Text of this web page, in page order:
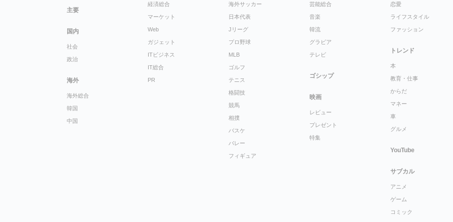
主要
国内
社会
政治
海外
海外総合
韓国
中国
経済総合
マーケット
Web
ガジェット
ITビジネス
IT総合
PR
海外サッカー
日本代表
Jリーグ
プロ野球
MLB
ゴルフ
テニス
格闘技
競馬
相撲
バスケ
バレー
フィギュア
芸能総合
音楽
韓流
グラビア
テレビ
ゴシップ
映画
レビュー
プレゼント
特集
恋愛
ライフスタイル
ファッション
トレンド
本
教育・仕事
からだ
マネー
車
グルメ
YouTube
サブカル
アニメ
ゲーム
コミック